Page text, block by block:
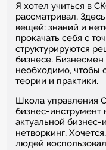
Я хотел учиться в
рассматривал.
вещей: знаний и
прокачать себя с
структурируются
бизнесе.
необходимо, чтобы
теории и практики.
Школа управления
бизнес-инструмент
актуальной
нетворкинг.
людей